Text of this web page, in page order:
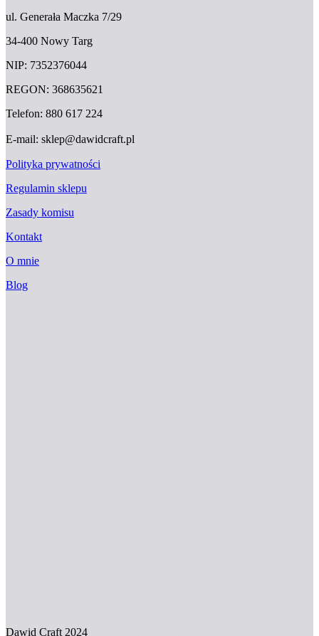
ul. Generała Maczka 7/29
34-400 Nowy Targ
NIP: 7352376044
REGON: 368635621
Telefon: 880 617 224
E-mail: sklep@dawidcraft.pl
Polityka prywatności
Regulamin sklepu
Zasady komisu
Kontakt
O mnie
Blog
Dawid Craft 2024